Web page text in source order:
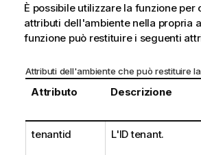
È possibile utilizzare la funzione per
attributi dell'ambiente nella propria
funzione può restituire i seguenti
Attributi dell'ambiente che può restituire
Attributo Descrizione
tenantid L'IDtenant.